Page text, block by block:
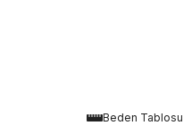
Beden Tablosu